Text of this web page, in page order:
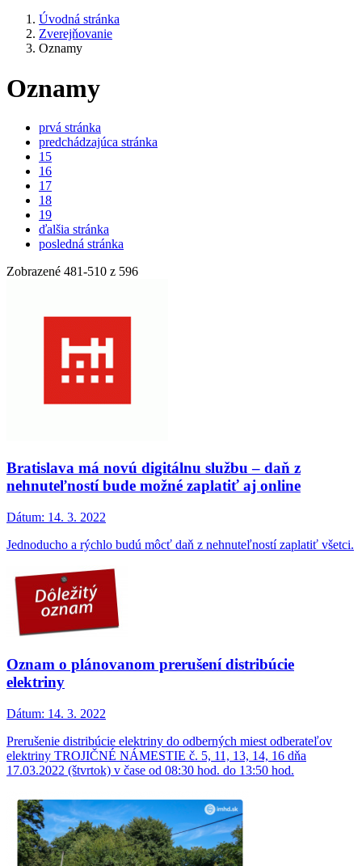
Úvodná stránka
Zverejňovanie
Oznamy
Oznamy
prvá stránka
predchádzajúca stránka
15
16
17
18
19
ďalšia stránka
posledná stránka
Zobrazené 481-510 z 596
Bratislava má novú digitálnu službu – daň z
nehnuteľností bude možné zaplatiť aj online
Dátum: 14. 3. 2022
Jednoducho a rýchlo budú môcť daň z nehnuteľností zaplatiť všetci.
Oznam o plánovanom prerušení distribúcie
elektriny
Dátum: 14. 3. 2022
Prerušenie distribúcie elektriny do odberných miest odberateľov
elektriny TROJIČNÉ NÁMESTIE č. 5, 11, 13, 14, 16 dňa
17.03.2022 (štvrtok) v čase od 08:30 hod. do 13:50 hod.